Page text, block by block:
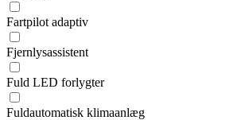
Fartpilot adaptiv
Fjernlysassistent
Fuld LED forlygter
Fuldautomatisk klimaanlæg